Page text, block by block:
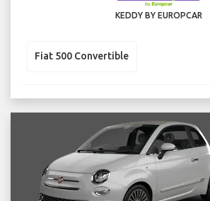
KEDDY BY EUROPCAR
Fiat 500 Convertible